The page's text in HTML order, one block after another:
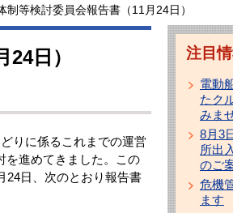
制等検討委員会報告書（11月24日）
日）
りに係るこれまでの運営
を進めてきました。この
24日、次のとおり報告書
注目
電動
たク
みま
8月3
所出
のご
危機
ます